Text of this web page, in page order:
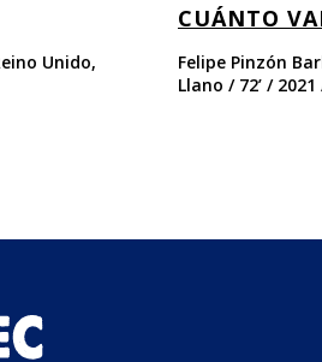
Unido,
CUÁNTO
Felipe Pinzón
Llano / 72’ / 2021